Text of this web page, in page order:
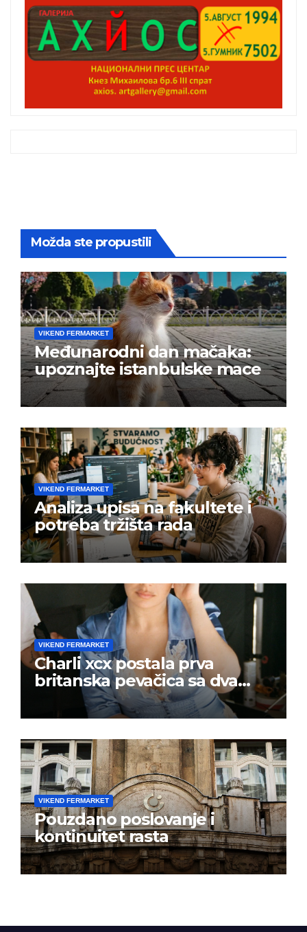
Možda ste propustili
VIKEND FERMARKET
Međunarodni dan mačaka:
upoznajte istanbulske mace
VIKEND FERMARKET
Analiza upisa na fakultete i
potreba tržišta rada
VIKEND FERMARKET
Charli xcx postala prva
britanska pevačica sa dva
albuma na prvom mestu u
istoj kalendarskoj godini
VIKEND FERMARKET
Pouzdano poslovanje i
kontinuitet rasta